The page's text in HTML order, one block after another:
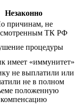
Незаконно
причинам, не
ТК РФ
процедуры
имеет «иммунитет»
не выплатили или
не в полном
положенную
компенсацию